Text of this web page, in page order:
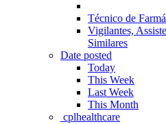
Técnico de
Vigilantes,
Similares
Date posted
Today
This Week
Last Week
This Month
‎ cplhealthcare‬